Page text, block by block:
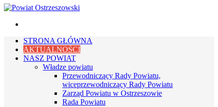
STRONA GŁÓWNA
AKTUALNOŚCI
NASZ POWIAT
Władze powiatu
Przewodniczący Rady Powiatu,
wiceprzewodniczący Rady Powiatu
Zarząd Powiatu w Ostrzeszowie
Rada Powiatu